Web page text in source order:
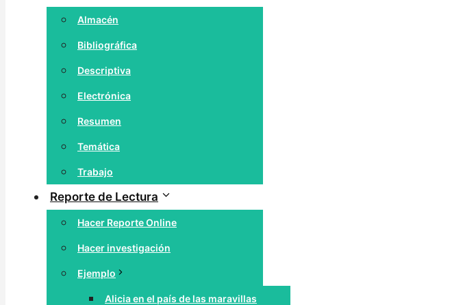
Almacén
Bibliográfica
Descriptiva
Electrónica
Resumen
Temática
Trabajo
Reporte de Lectura
Hacer Reporte Online
Hacer investigación
Ejemplo
Alicia en el país de las maravillas